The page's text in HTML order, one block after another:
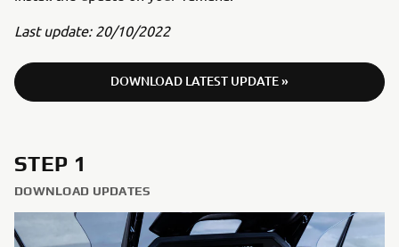
Last update: 20/10/2022
DOWNLOAD LATEST UPDATE »
STEP 1
DOWNLOAD UPDATES